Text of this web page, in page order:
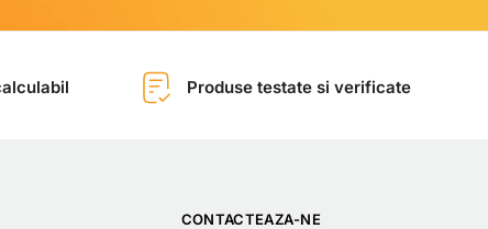
Produse testate si verificate
CONTACTEAZA-NE